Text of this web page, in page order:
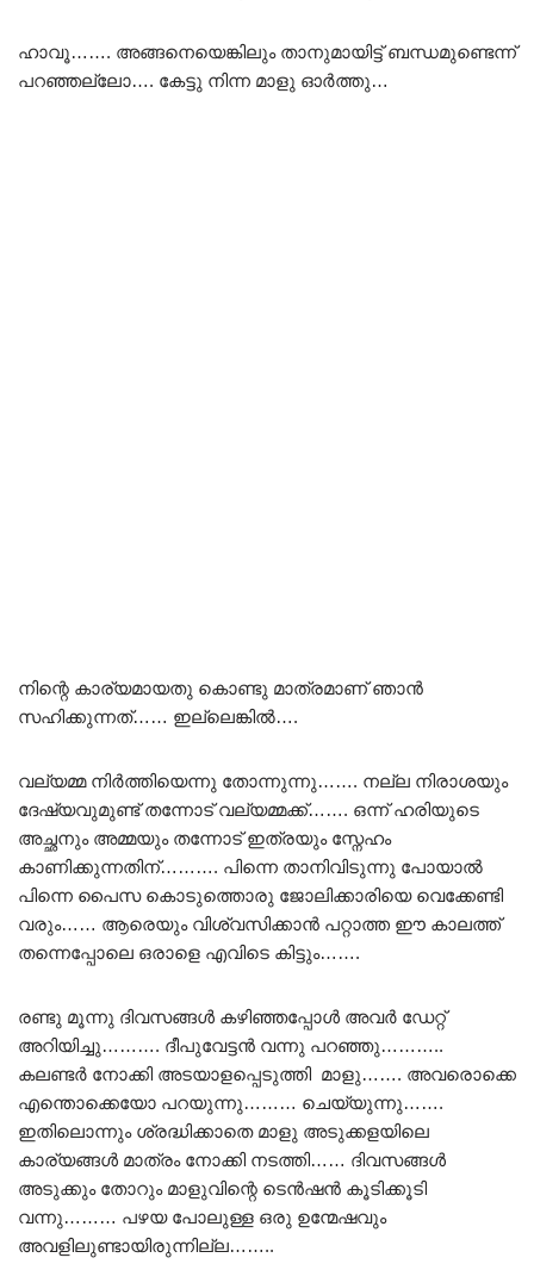
ഹാവൂ……. അങ്ങനെയെങ്കിലും താനുമായിട്ട് ബന്ധമുണ്ടെന്ന്
പറഞ്ഞല്ലോ…. കേട്ടു നിന്ന മാളു ഓർത്തു…
നിന്റെ കാര്യമായതു കൊണ്ടു മാത്രമാണ് ഞാൻ
സഹിക്കുന്നത്…… ഇല്ലെങ്കിൽ….
വല്യമ്മ നിർത്തിയെന്നു തോന്നുന്നു……. നല്ല നിരാശയും
ദേഷ്യവുമുണ്ട് തന്നോട് വല്യമ്മക്ക്……. ഒന്ന് ഹരിയുടെ
അച്ഛനും അമ്മയും തന്നോട് ഇത്രയും സ്നേഹം
കാണിക്കുന്നതിന്………. പിന്നെ താനിവിടുന്നു പോയാൽ
പിന്നെ പൈസ കൊടുത്തൊരു ജോലിക്കാരിയെ വെക്കേണ്ടി
വരും…… ആരെയും വിശ്വസിക്കാൻ പറ്റാത്ത ഈ കാലത്ത്
തന്നെപ്പോലെ ഒരാളെ എവിടെ കിട്ടും…….
രണ്ടു മൂന്നു ദിവസങ്ങൾ കഴിഞ്ഞപ്പോൾ അവർ ഡേറ്റ്
അറിയിച്ചു………. ദീപുവേട്ടൻ വന്നു പറഞ്ഞു………..
കലണ്ടർ നോക്കി അടയാളപ്പെടുത്തി മാളു……. അവരൊക്കെ
എന്തൊക്കെയോ പറയുന്നു……… ചെയ്യുന്നു…….
ഇതിലൊന്നും ശ്രദ്ധിക്കാതെ മാളു അടുക്കളയിലെ
കാര്യങ്ങൾ മാത്രം നോക്കി നടത്തി…… ദിവസങ്ങൾ
അടുക്കും തോറും മാളുവിന്റെ ടെൻഷൻ കൂടിക്കൂടി
വന്നു……… പഴയ പോലുള്ള ഒരു ഉന്മേഷവും
അവളിലുണ്ടായിരുന്നില്ല……..